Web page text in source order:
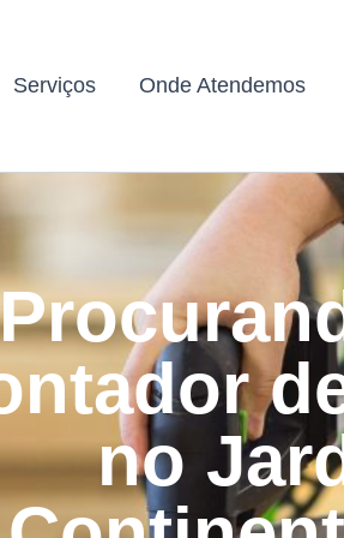
Serviços Onde Atendemos
no